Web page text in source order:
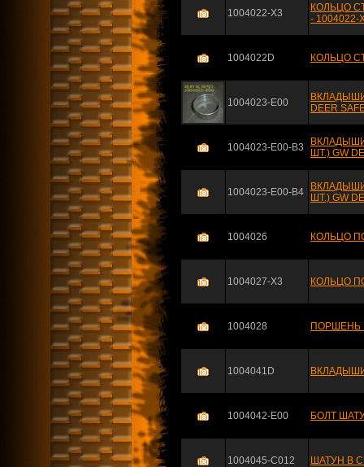
1004022-X3
КОЛЬЦО
- 1004022-
1004022D КОЛЬЦО
1004023-E00
DEER
1004023-E00-B3
ШТ.) GW
1004023-E00-B4
ШТ.) GW
1004026 КОЛЬЦО
1004027-X3 КОЛЬЦО
1004028 ПОРШЕНЬ
1004041D
1004042-E00 БОЛТ
1004045-C012 ШАТУН В